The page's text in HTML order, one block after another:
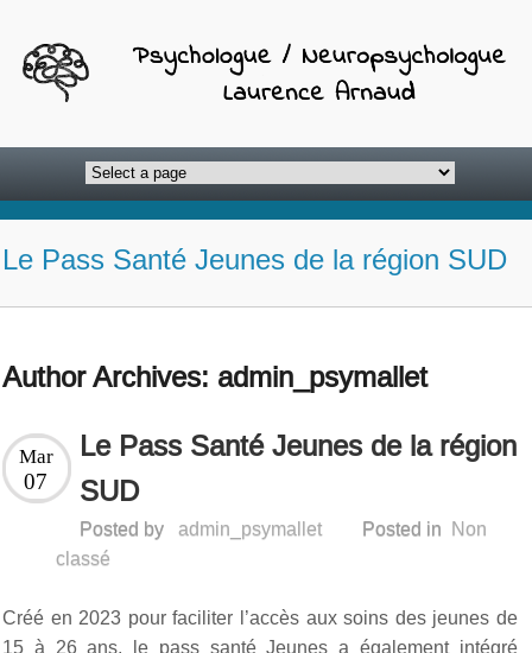
Le Pass Santé Jeunes de la région SUD
Author Archives: admin_psymallet
Le Pass Santé Jeunes de la région
SUD
Mar
07
Posted by admin_psymallet Posted in
Non
classé
Créé en 2023 pour faciliter l’accès aux soins des jeunes de
15 à 26 ans, le pass santé Jeunes a également intégré